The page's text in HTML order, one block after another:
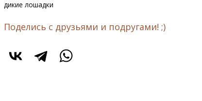
дикие лошадки
Поделись с друзьями и подругами! ;)